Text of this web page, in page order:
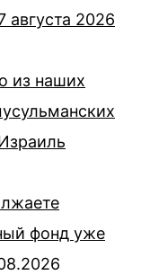
2026
из наших
фонд уже